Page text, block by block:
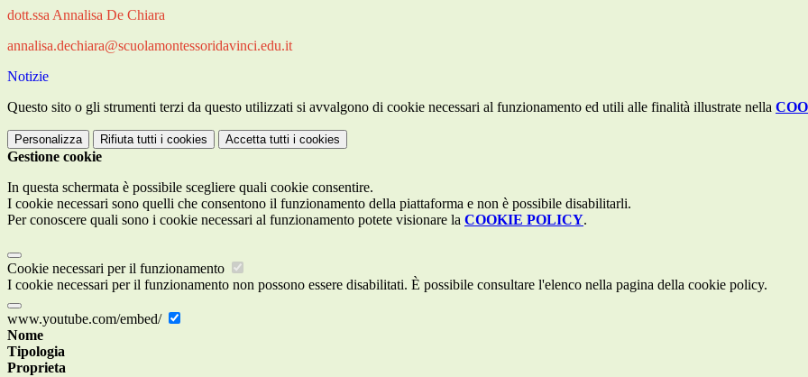
dott.ssa Annalisa De Chiara
annalisa.dechiara@scuolamontessoridavinci.edu.it
Notizie
Questo sito o gli strumenti terzi da questo utilizzati si avvalgono di cookie necessari al funzionamento ed utili alle finalità illustrate nella
Personalizza Rifiuta tutti i cookies Accetta tutti i cookies
Gestione cookie
In questa schermata è possibile scegliere quali cookie consentire.
I cookie necessari sono quelli che consentono il funzionamento della piattaforma e non è possibile disabilitarli.
Per conoscere quali sono i cookie necessari al funzionamento potete visionare la COOKIE POLICY.
Cookie necessari per il funzionamento
I cookie necessari per il funzionamento non possono essere disabilitati. È possibile consultare l'elenco nella pagina della cookie policy.
www.youtube.com/embed/
Nome
Tipologia
Proprieta